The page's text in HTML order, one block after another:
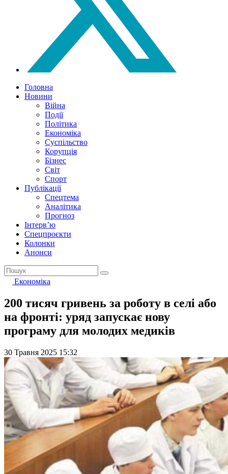
Головна
Новини
Війна
Події
Політика
Економіка
Суспільство
Корупція
Бізнес
Світ
Спорт
Публікації
Спецтема
Аналітика
Прогноз
Інтерв’ю
Спецпроєкти
Колонки
Анонси
Економіка
200 тисяч гривень за роботу в селі або
на фронті: уряд запускає нову
програму для молодих медиків
30 Травня 2025 15:32